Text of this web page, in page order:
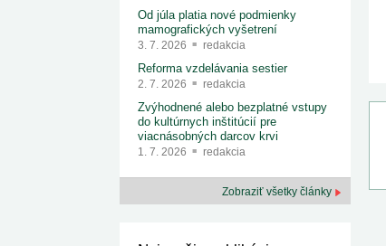
Od júla platia nové podmienky
mamografických vyšetrení
3. 7. 2026 redakcia
Reforma vzdelávania sestier
2. 7. 2026 redakcia
Zvýhodnené alebo bezplatné vstupy
do kultúrnych inštitúcií pre
viacnásobných darcov krvi
1. 7. 2026 redakcia
Zobraziť všetky články